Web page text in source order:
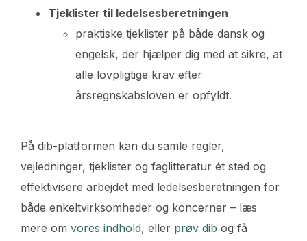
Tjeklister til ledelsesberetningen
praktiske tjeklister på både dansk og
engelsk, der hjælper dig med at sikre, at
alle lovpligtige krav efter
årsregnskabsloven er opfyldt.
På dib-platformen kan du samle regler,
vejledninger, tjeklister og faglitteratur ét sted og
effektivisere arbejdet med ledelsesberetningen for
både enkeltvirksomheder og koncerner – læs
mere om vores indhold, eller prøv dib og få